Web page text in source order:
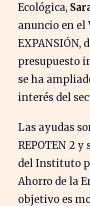
Ecológica,
anuncio en
EXPANSIÓN,
presupuesto
se ha
interés del
Las ayudas
REPOTEN 2
del Instituto
Ahorro de la
objetivo es